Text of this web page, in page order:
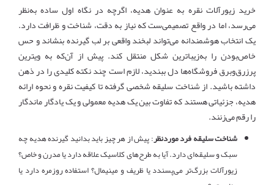
خرید زیورآلات نقره به عنوان هدیه، اگرچه در نگاه اول ساده به‌نظر
می‌رسد، اما در واقع تصمیمی‌ست که نیاز به دقت، شناخت و ظرافت دارد.
یک انتخاب هوشمندانه می‌تواند لبخند واقعی بر لب گیرنده بنشاند و حس
خاص‌بودن را به‌زیباترین شکل منتقل کند. پیش از آن‌که به ویترین
پرزرق‌وبرق فروشگاه‌ها دل ببندید، لازم است چند نکته کلیدی را در ذهن
داشته باشید. از شناخت سلیقه شخصی گرفته تا کیفیت نقره و نحوه ارائه
هدیه، جزئیاتی هستند که تفاوت بین یک هدیه معمولی و یک یادگار ماندگار
را رقم می‌زنند.
شناخت سلیقه فرد موردنظر: پیش از هر چیز باید بدانید گیرنده هدیه چه
سبک و سلیقه‌ای دارد. آیا به طرح‌های کلاسیک علاقه دارد یا مدرن و خاص؟
زیورآلات بزرگ‌تر می‌پسندد یا ظریف و مینیمال؟ استفاده روزمره دارد یا